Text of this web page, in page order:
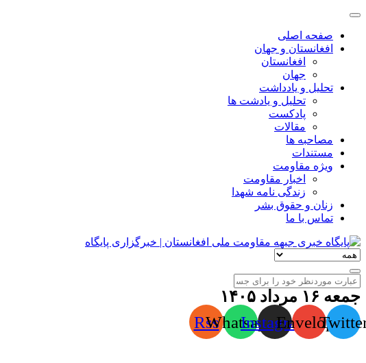
صفحه اصلی
افغانستان و جهان
افغانستان
جهان
تحلیل و یادداشت
تحلیل و یادشت ها
پادکست
مقالات
مصاحبه ها
مستندات
ویژه مقاومت
اخبار مقاومت
زندگی نامه شهدا
زنان و حقوق بشر
تماس با ما
جمعه ۱۶ مرداد ۱۴۰۵
Envelope
Instagram
Whatsapp
Rss